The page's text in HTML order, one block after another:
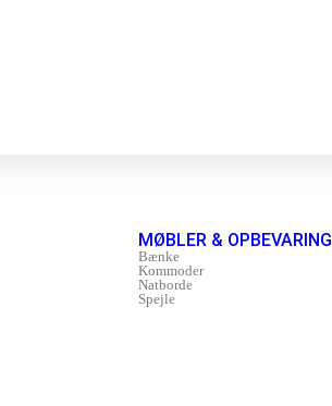
MØBLER & OPBEVARING
Bænke
Kommoder
Natborde
Spejle